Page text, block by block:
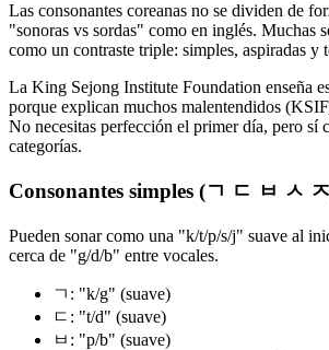
Las consonantes coreanas no se dividen de
"sonoras vs sordas" como en inglés. Muchas
como un contraste triple: simples, aspiradas y
La King Sejong Institute Foundation enseña
porque explican muchos malentendidos
No necesitas perfección el primer día, pero sí
categorías.
Consonantes simples (ㄱ ㄷ ㅂ ㅅ
Pueden sonar como una "k/t/p/s/j" suave al
cerca de "g/d/b" entre vocales.
ㄱ: "k/g" (suave)
ㄷ: "t/d" (suave)
ㅂ: "p/b" (suave)